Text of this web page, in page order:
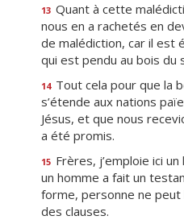
13 Quant à cette
nous en a rachetés en
de malédiction, car il est
qui est pendu au bois du
14 Tout cela pour que la
s’étende aux nations
Jésus, et que nous
a été promis.
15 Frères, j’emploie ici
un homme a fait un
forme, personne ne peut
des clauses.